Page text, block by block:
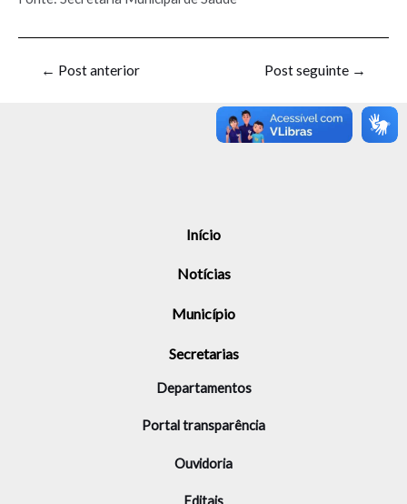
← Post anterior Post seguinte →
Início
Notícias
Município
Secretarias
Departamentos
Portal transparência
Ouvidoria